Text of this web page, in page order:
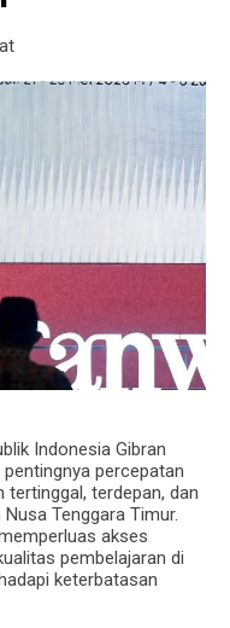
Indonesia Gibran
percepatan
tertinggal, terdepan, dan
Tenggara Timur.
akses
pembelajaran di
keterbatasan